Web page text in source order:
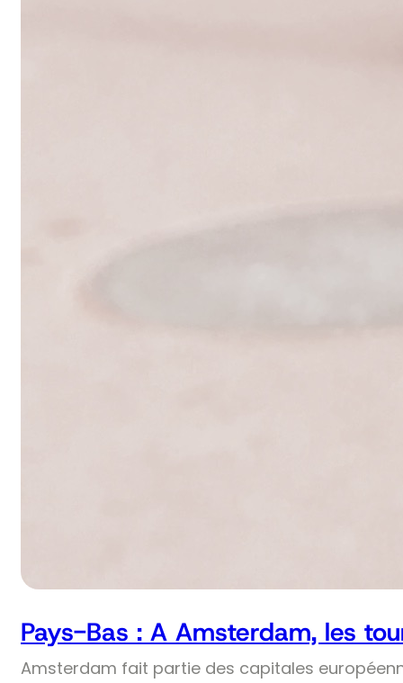
Pays-Bas : A Amsterdam, les
Amsterdam fait partie des capitales